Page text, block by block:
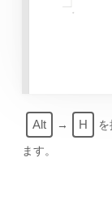
Alt → H
ます。